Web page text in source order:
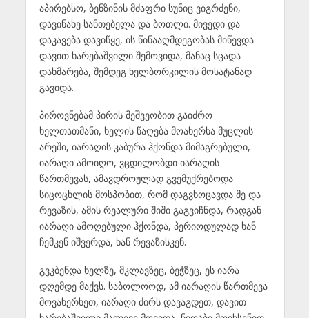
აპირებსო, ბენზინის მძაფრი სუნიც ვიგრძენი,
დავინახე სანთებელა და ბოთლი. მივედი და
დაკავება დავიწყე, ის წინააღმდეგობას მიწევდა.
დავით ხარებაშვილი შემოვიდა, მანაც სცადა
დახმარება, შემდეგ ხელბორკილის მოსატანად
გავიდა.
პიროვნებამ პირის მეშვეობით გაიძრო
ხელთათმანი, ხელის წაღება მოახერხა მუცლის
არეში, იარაღის კაბურა ჰქონდა მიმაგრებული,
იარაღი ამოიღო, ვცდილობდი იარაღის
წართმევას, ამავდროულად გვემუქრებოდა
სიცოცხლის მოსპობით, რომ დაგვხოცავდა მე და
რევაზის, ამის რეალური შიში გაგვიჩნდა, რადგან
იარაღი ამოღებული ჰქონდა, პერიოდულად ხან
ჩემკენ იშვერდა, ხან რევაზისკენ.
გვკბენდა ხელზე, მკლავზეც, ბეჭზეც, ეს იარა
დღემდე მაქვს. საბოლოოდ, ამ იარაღის წართმევა
მოვახერხეთ, იარაღი ძირს დავაგდეთ, დავით